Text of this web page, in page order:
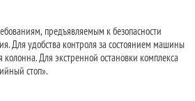
предъявляемым к безопасности
Для удобства контроля за состоянием машины
колонна. Для экстренной остановки комплекса
стоп».